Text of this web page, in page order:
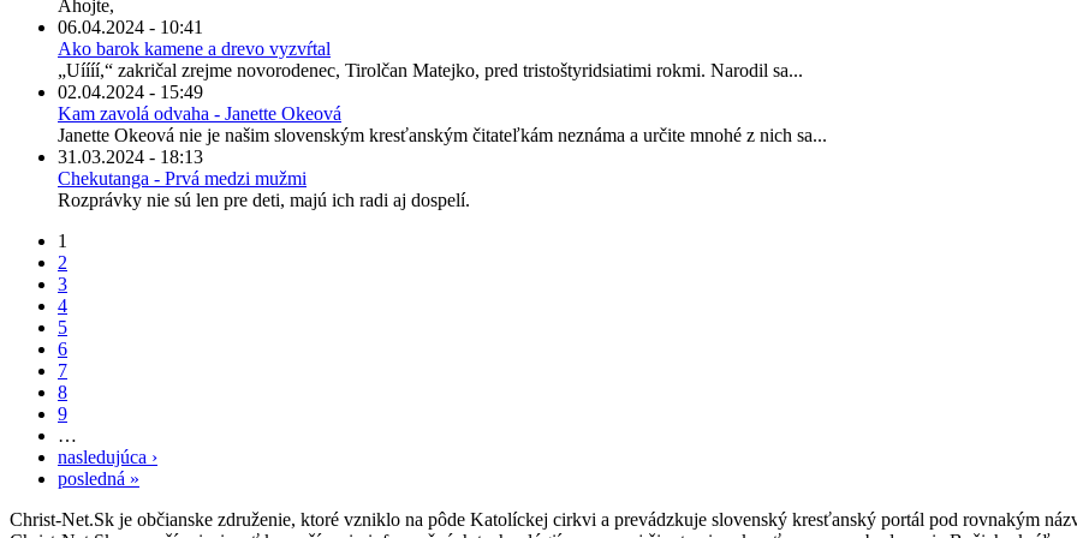
Ahojte,
06.04.2024 - 10:41
Ako barok kamene a drevo vyzvŕtal
„Uíííí,“ zakričal zrejme novorodenec, Tirolčan Matejko, pred tristoštyridsiatimi rokmi. Narodil sa...
02.04.2024 - 15:49
Kam zavolá odvaha - Janette Okeová
Janette Okeová nie je našim slovenským kresťanským čitateľkám neznáma a určite mnohé z nich sa...
31.03.2024 - 18:13
Chekutanga - Prvá medzi mužmi
Rozprávky nie sú len pre deti, majú ich radi aj dospelí.
1
2
3
4
5
6
7
8
9
…
nasledujúca ›
posledná »
Christ-Net.Sk je občianske združenie, ktoré vzniklo na pôde Katolíckej cirkvi a prevádzkuje slovenský kresťanský portál pod rovnakým